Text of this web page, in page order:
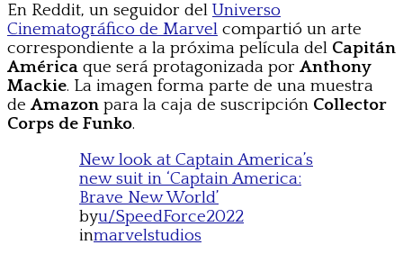
En Reddit, un seguidor del Universo
Cinematográfico de Marvel compartió un arte
correspondiente a la próxima película del Capitán
América que será protagonizada por Anthony
Mackie. La imagen forma parte de una muestra
de Amazon para la caja de suscripción Collector
Corps de Funko.
New look at Captain America’s
new suit in ‘Captain America:
Brave New World’
byu/SpeedForce2022
inmarvelstudios